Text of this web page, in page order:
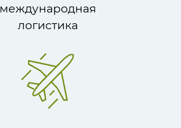
международная
логистика